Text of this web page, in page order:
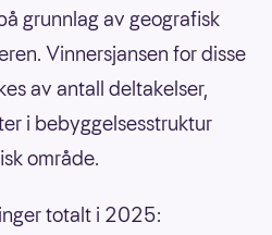
grunnlag av geografisk
Vinnersjansen for disse
av antall deltakelser,
i bebyggelsesstruktur
område.
totalt i 2025: